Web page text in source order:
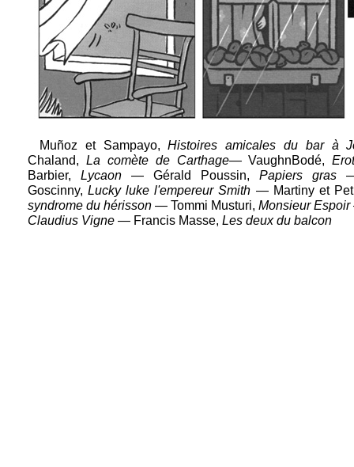
Muñoz et Sampayo,Histoires amicales du bar à
Chaland, La comète de Carthage—VaughnBodé,
Barbier, Lycaon — Gérald Poussin, Papiers gras
Goscinny,Lucky luke l'empereur Smith — Martiny et
syndrome du hérisson — Tommi Musturi, Monsieur Espoir
Claudius Vigne — Francis Masse, Les deux du balcon